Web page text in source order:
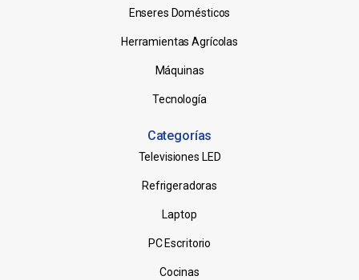
Enseres Domésticos
Herramientas Agrícolas
Máquinas
Tecnología
Categorías
Televisiones LED
Refrigeradoras
Laptop
PC Escritorio
Cocinas